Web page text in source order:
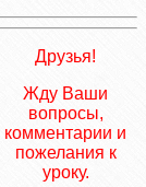
Друзья!
Жду Ваши
вопросы,
комментарии и
пожелания к
уроку.